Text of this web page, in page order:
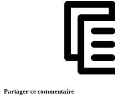
Partager ce commentaire